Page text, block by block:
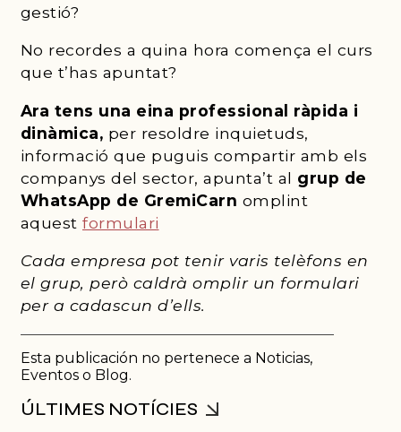
gestió?
No recordes a quina hora comença el curs
que t’has apuntat?
Ara tens una eina professional ràpida i
dinàmica, per resoldre inquietuds,
informació que puguis compartir amb els
companys del sector, apunta’t al grup de
WhatsApp de GremiCarn omplint
aquest formulari
Cada empresa pot tenir varis telèfons en
el grup, però caldrà omplir un formulari
per a cadascun d’ells.
Esta publicación no pertenece a Noticias,
Eventos o Blog.